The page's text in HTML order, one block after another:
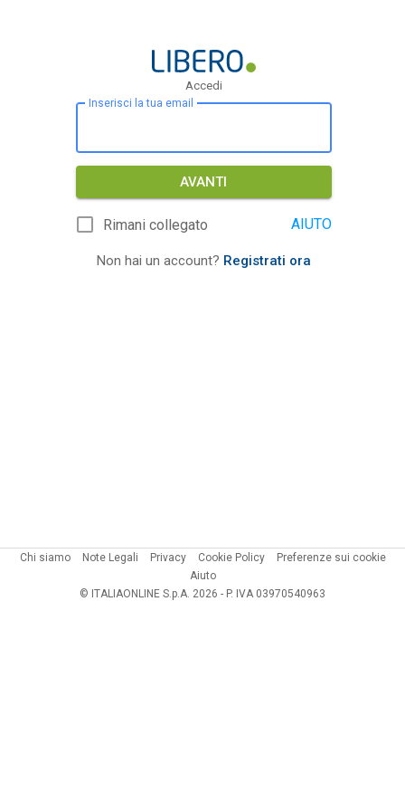
Accedi
Inserisci la tua email
AVANTI
Rimani collegato AIUTO
Non hai un account? Registrati ora
Chi siamo Note Legali Privacy Cookie Policy
Preferenze sui cookie
Aiuto
© ITALIAONLINE S.p.A. 2026 - P. IVA 03970540963